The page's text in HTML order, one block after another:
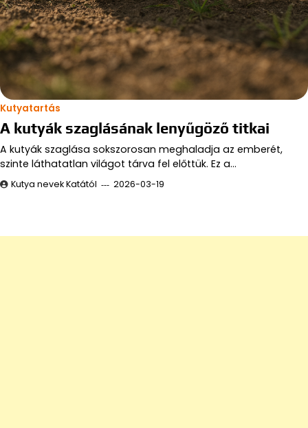
Kutyatartás
A kutyák szaglásának lenyűgöző titkai
A kutyák szaglása sokszorosan meghaladja az emberét,
szinte láthatatlan világot tárva fel előttük. Ez a…
Kutya nevek Katától 2026-03-19